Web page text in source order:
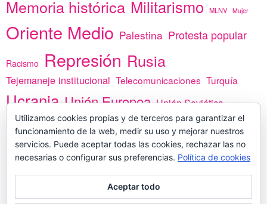
Memoria histórica Militarismo MLNV Mujer
Oriente Medio Palestina Protesta popular
Racismo Represión Rusia
Tejemaneje institucional Telecomunicaciones Turquía
Ucrania Unión Europea Unión Soviética
vacunas Yemen África
PREGÚNTANOS
Utilizamos cookies propias y de terceros para garantizar el
funcionamiento de la web, medir su uso y mejorar nuestros
servicios. Puede aceptar todas las cookies, rechazar las no
necesarias o configurar sus preferencias. Política de cookies
Aceptar todo